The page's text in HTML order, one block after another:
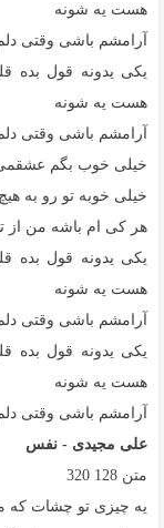
هست یه شونه
آرامشم باشی وقتی
یکی یدونه قول بده
هست یه شونه
آرامشم باشی وقتی
خیلی خوب بگم
خیلی خوبه تو رو به
هر کی ام باشه من از
یکی یدونه قول بده
هست یه شونه
آرامشم باشی وقتی
یکی یدونه قول بده
هست یه شونه
آرامشم باشی وقتی
علی مجیدی - نفس
متن 128
320
یه چیزی تو چشات که